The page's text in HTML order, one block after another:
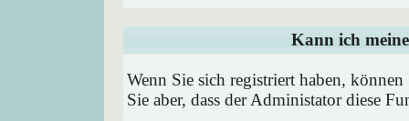
Kann ich
Wenn Sie sich registriert haben,
Sie aber, dass der Administator diese